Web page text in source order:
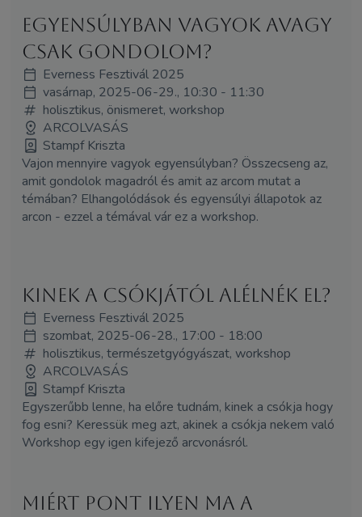
Egyensúlyban vagyok avagy
csak gondolom?
Everness Fesztivál 2025
vasárnap, 2025-06-29., 10:30 - 11:30
holisztikus, önismeret, workshop
ARCOLVASÁS
Stampf Kriszta
Vajon mennyire vagyok egyensúlyban? Összecseng az,
amit gondolok magadról és amit az arcom mutat a
témában? Elhangolódások és egyensúlyi állapotok az
arcon - ezzel a témával vár ez a workshop.
Kinek a csókjától alélnék el?
Everness Fesztivál 2025
szombat, 2025-06-28., 17:00 - 18:00
holisztikus, természetgyógyászat, workshop
ARCOLVASÁS
Stampf Kriszta
Egyszerűbb lenne, ha előre tudnám, kinek a csókja hogy
fog esni? Keressük meg azt, akinek a csókja nekem való
Workshop egy igen kifejező arcvonásról.
Miért pont ilyen ma a